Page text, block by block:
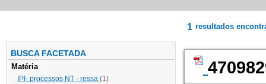
BUSCA FACETADA
Matéria
IPI- processos NT - ressa (1)
1 resultados